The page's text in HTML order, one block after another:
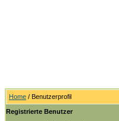
Home / Benutzerprofil
Registrierte Benutzer